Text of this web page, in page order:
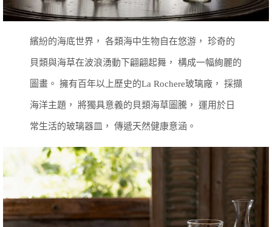
繽紛的海底世界， 各類海中生物自在悠游， 珍奇的
貝類與海草在波浪湧動下翩翩起舞， 構成一幅絢麗的
圖畫。 擁有百年以上歷史的La Rochere玻璃廠， 採擷
海洋主題， 將獨具意義的貝類海草圖騰， 運用於日
常生活的玻璃器皿， 傳遞天然健康意涵。